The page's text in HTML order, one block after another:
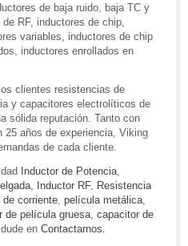
de baja ruido, baja TC y
RF, inductores de chip,
variables, inductores de chip
inductores enrollados en
clientes resistencias de
y capacitores electrolíticos de
sólida reputación. Tanto con
años de experiencia, Viking
de cada cliente.
Inductor de Potencia
Inductor RF, Resistencia
corriente película metálica
de película gruesa capacitor de
en Contactarnos